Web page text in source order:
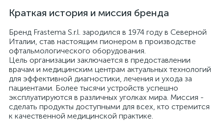
Краткая история и миссия бренда
Бренд Frastema S.r.l. зародился в 1974 году в Северной
Италии, став настоящим пионером в производстве
офтальмологического оборудования.
Цель организации заключается в предоставлении
врачам и медицинским центрам актуальных технологий
для эффективной диагностики, лечения и ухода за
пациентами. Более тысячи устройств успешно
эксплуатируются в различных уголках мира. Миссия -
сделать продукты доступными для всех, кто стремится
к качественной медицинской практике.